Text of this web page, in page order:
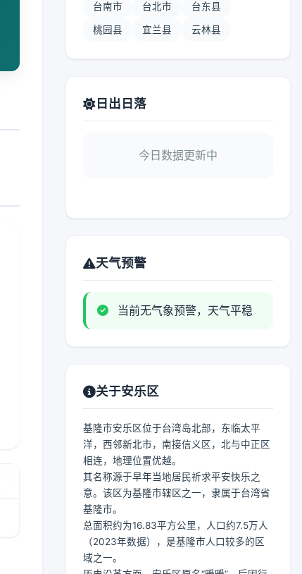
台南市 台北市 台东县
桃园县 宜兰县 云林县
日出日落
今日数据更新中
天气预警
当前无气象预警，天气平稳
关于安乐区
基隆市安乐区位于台湾岛北部，东临太平
洋，西邻新北市，南接信义区，北与中正区
相连，地理位置优越。
其名称源于早年当地居民祈求平安快乐之
意。该区为基隆市辖区之一，隶属于台湾省
基隆市。
总面积约为16.83平方公里，人口约7.5万人
（2023年数据），是基隆市人口较多的区
域之一。